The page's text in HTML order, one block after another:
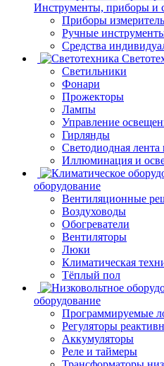
Инструменты, приборы и
Приборы
Ручные
Средства
Светильники
Фонари
Прожекторы
Лампы
Управление
Гирлянды
Светодиодная
Иллюминация и
оборудование
Вентиляционные
Воздуховоды
Обогреватели
Вентиляторы
Люки
Климатическая
Тёплый пол
оборудование
Программируемые
Регуляторы
Аккумуляторы
Реле и таймеры